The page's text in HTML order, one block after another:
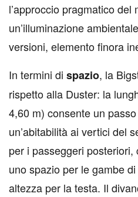
l’approccio pragmatico
un’illuminazione
versioni, elemento finora
In termini di spazio, la
rispetto alla Duster: la
4,60 m) consente un
un’abitabilità ai vertici del
per i passeggeri
uno spazio per le gambe
altezza per la testa. Il